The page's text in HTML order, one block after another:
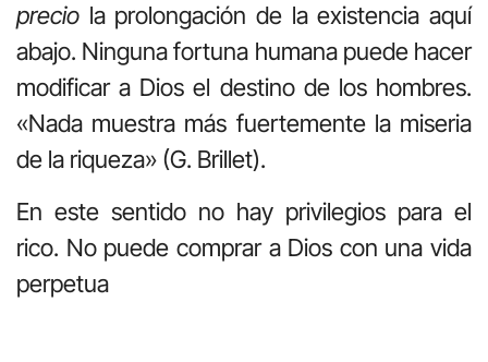
precio la prolongación de la existencia aquí
abajo. Ninguna fortuna humana puede hacer
modificar a Dios el destino de los hombres.
«Nada muestra más fuertemente la miseria
de la riqueza» (G. Brillet).
En este sentido no hay privilegios para el
rico. No puede comprar a Dios con una vida
perpetua